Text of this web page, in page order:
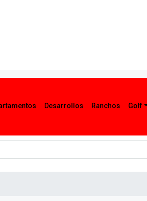
Desarrollos Ranchos Golf